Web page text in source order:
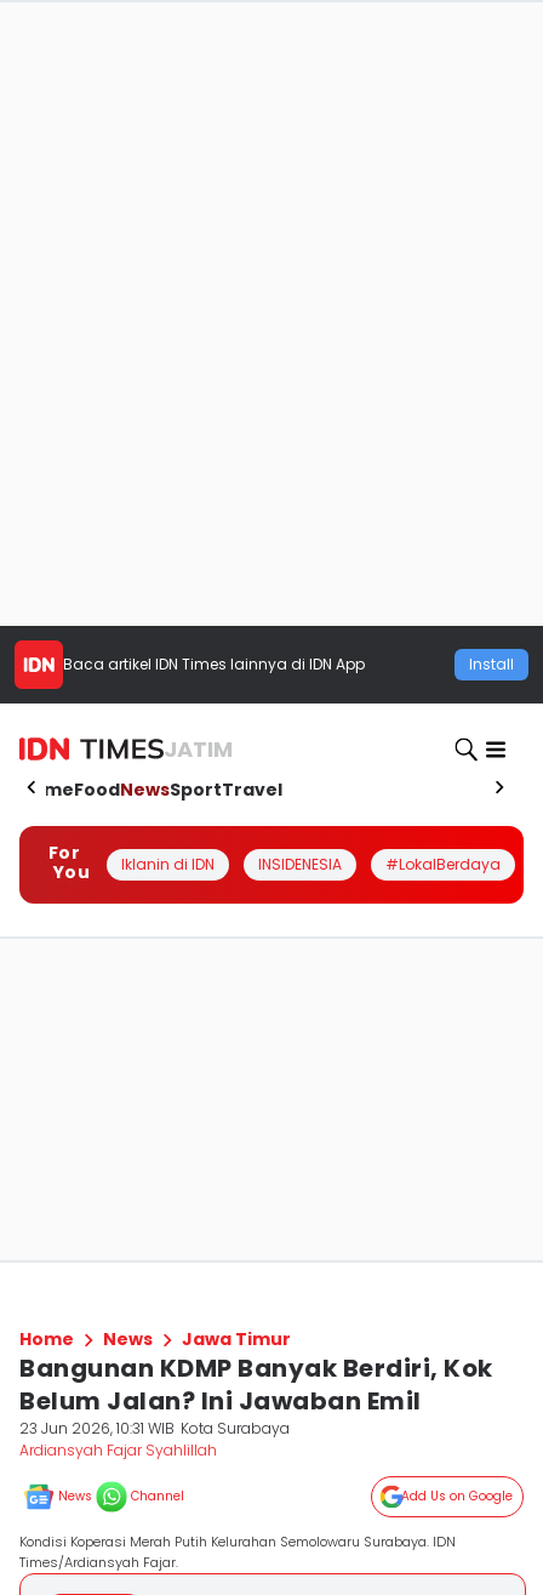
Baca artikel IDN Times lainnya di IDN App Install
JATIM
HomeFoodNewsSportTravel
For
You
Iklanin di IDN INSIDENESIA #LokalBerdaya
Home News Jawa Timur
Bangunan KDMP Banyak Berdiri, Kok
Belum Jalan? Ini Jawaban Emil
23 Jun 2026, 10:31 WIB Kota Surabaya
Ardiansyah Fajar Syahlillah
News Channel Add Us on Google
Kondisi Koperasi Merah Putih Kelurahan Semolowaru Surabaya. IDN
Times/Ardiansyah Fajar.